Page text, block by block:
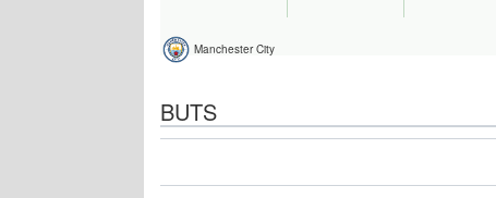
Manchester City
BUTS